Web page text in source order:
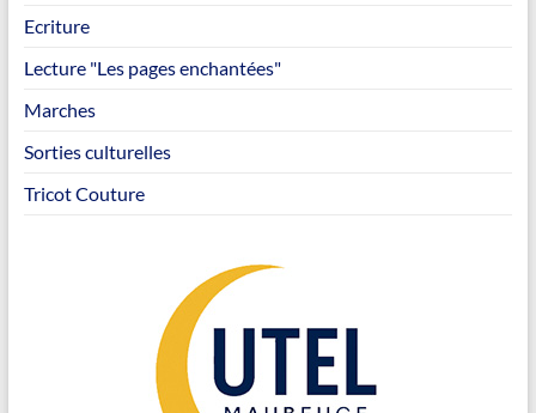
Ecriture
Lecture "Les pages enchantées"
Marches
Sorties culturelles
Tricot Couture